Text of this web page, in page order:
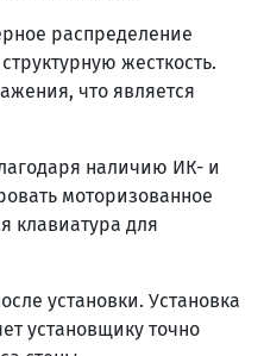
распределение
жесткость.
что является
наличию ИК- и
моторизованное
клавиатура для
установки. Установка
установщику точно